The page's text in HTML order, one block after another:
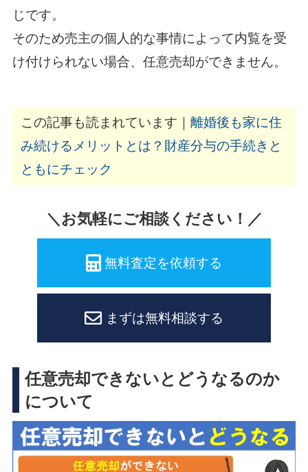
じです。
そのため売主の個人的な事情によって内覧を受
け付けられない場合、任意売却ができません。
この記事も読まれています｜ 離婚後も家に住
み続けるメリットとは？財産分与の手続きと
ともにチェック
＼お気軽にご相談ください！／
無料査定を依頼する
まずは無料相談する
任意売却できないとどうなるのか
について